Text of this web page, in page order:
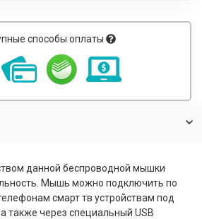
способы оплаты
данной беспроводной мышки
Мышь можно подключить по
смарт тв устройствам под
также через специальный USB